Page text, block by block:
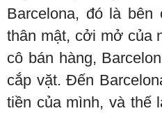
Barcelona, đó là
thân mật, cởi mở của
cô bán hàng,
cắp vặt. Đến
tiền của mình, và thế